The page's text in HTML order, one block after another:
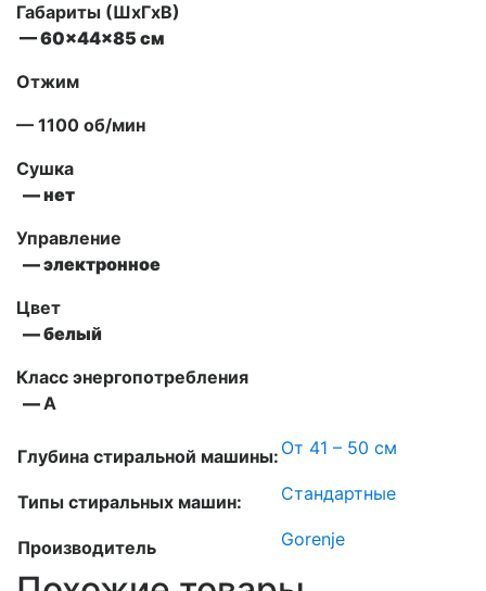
Габариты (ШxГxВ)
— 60x44x85 см
Отжим
— 1100 об/мин
Сушка
— нет
Управление
— электронное
Цвет
— белый
Класс энергопотребления
—А
Глубина стиральной машины: От 41 – 50 см
Типы стиральных машин: Стандартные
Производитель Gorenje